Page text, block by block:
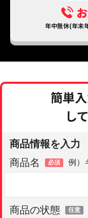
年中無休(年末
簡単
し